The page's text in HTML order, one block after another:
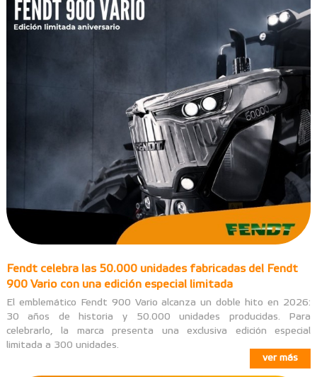
Fendt celebra las 50.000 unidades fabricadas del Fendt
900 Vario con una edición especial limitada
El emblemático Fendt 900 Vario alcanza un doble hito en 2026:
30 años de historia y 50.000 unidades producidas. Para
celebrarlo, la marca presenta una exclusiva edición especial
limitada a 300 unidades.
ver más